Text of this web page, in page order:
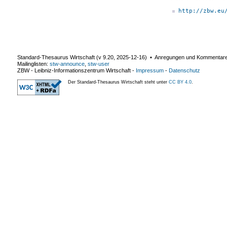
http://
Standard-Thesaurus Wirtschaft (v 9.20 2025-12-16) ▪ Anregungen und
Mailinglisten: stw-announce stw-user
ZBW - Leibniz-Informationszentrum Wirtschaft - Impressum - Datenschutz
Der Standard-Thesaurus Wirtschaft steht unter CC BY 4.0